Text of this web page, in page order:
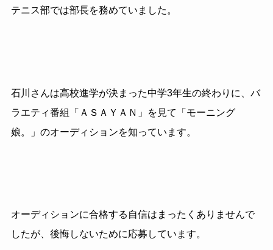
テニス部では部長を務めていました。
石川さんは高校進学が決まった中学3年生の終わりに、バ
ラエティ番組「ＡＳＡＹＡＮ」を見て「モーニング
娘。」のオーディションを知っています。
オーディションに合格する自信はまったくありませんで
したが、後悔しないために応募しています。